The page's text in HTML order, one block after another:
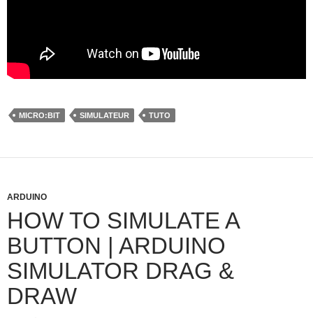
MICRO:BIT SIMULATEUR TUTO
ARDUINO
HOW TO SIMULATE A
BUTTON | ARDUINO
SIMULATOR DRAG &
DRAW